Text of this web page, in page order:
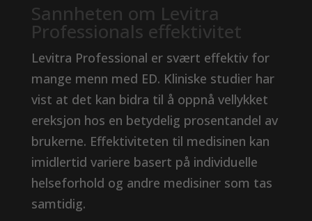
Sannheten om Levitra
Professionals effektivitet
Levitra Professional er svært effektiv for
mange menn med ED. Kliniske studier har
vist at det kan bidra til å oppnå vellykket
ereksjon hos en betydelig prosentandel av
brukerne. Effektiviteten til medisinen kan
imidlertid variere basert på individuelle
helseforhold og andre medisiner som tas
samtidig.